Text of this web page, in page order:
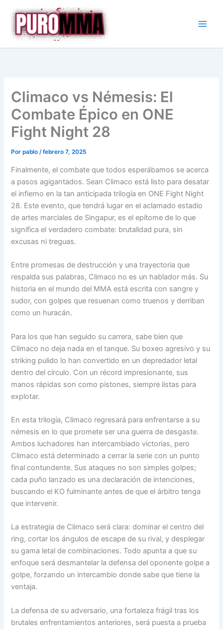
contenido
Climaco vs Némesis: El
Combate Épico en ONE
Fight Night 28
Porpablo/febrero 7, 2025
Finalmente, el combate que todos esperábamos se acerca
a pasos agigantados. Sean Climaco está listo para desatar
el infierno en la tan anticipada trilogía en ONE Fight Night
28. Este evento, que tendrá lugar en el aclamado estadio
de artes marciales de Singapur, es el epítome de lo que
significa el verdadero combate: brutalidad pura, sin
excusas ni treguas.
Entre promesas de destrucción y una trayectoria que
respalda sus palabras, Climaco no es un hablador más. Su
historia en el mundo del MMA está escrita con sangre y
sudor, con golpes que resuenan como truenos y derriban
como un huracán.
Para los que han seguido su carrera, sabe bien que
Climaco no deja nada en el tanque. Su boxeo agresivo y su
striking pulido lo han convertido en un depredador letal
dentro del círculo. Con un récord impresionante, sus
manos rápidas son como pistones, siempre listas para
explotar.
En esta trilogía, Climaco regresará para enfrentarse a su
némesis en lo que promete ser una guerra de desgaste.
Ambos luchadores han intercambiado victorias, pero
Climaco está determinado a cerrar la serie con un punto
final contundente. Sus ataques no son simples golpes;
cada puño lanzado es una declaración de intenciones,
buscando el KO fulminante antes de que el árbitro tenga
que intervenir.
La estrategia de Climaco será clara: dominar el centro del
ring, cortar los ángulos de escape de su rival, y desplegar
su gama letal de combinaciones. Todo apunta a que su
enfoque será desmantelar la defensa del oponente golpe a
golpe, forzando un intercambio donde sabe que tiene la
ventaja.
La defensa de su adversario, una fortaleza frágil tras los
brutales enfrentamientos anteriores, será puesta a prueba